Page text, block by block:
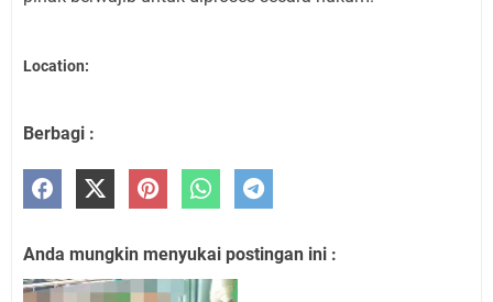
Location:
Berbagi :
Anda mungkin menyukai postingan ini :